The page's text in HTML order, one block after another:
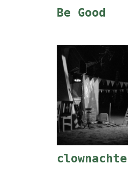
Be Good